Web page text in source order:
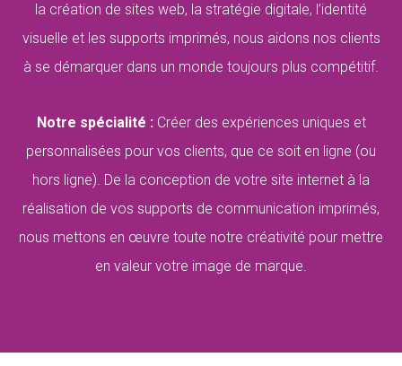
la création de sites web, la stratégie digitale, l’identité
visuelle et les supports imprimés, nous aidons nos clients
à se démarquer dans un monde toujours plus compétitif.
Notre spécialité :Créer des expériences uniques et
personnalisées pour vos clients, que ce soit en ligne (ou
hors ligne). De la conception de votre site internet à la
réalisation de vos supports de communication imprimés,
nous mettons en œuvre toute notre créativité pour mettre
en valeur votre image de marque.